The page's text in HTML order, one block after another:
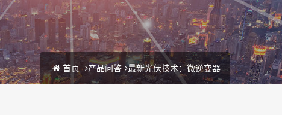
首页 产品问答 最新光伏技术：微逆变器